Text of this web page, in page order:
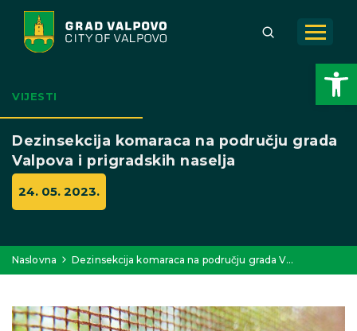
Open toolbar
VIJESTI
Dezinsekcija komaraca na području grada
Valpova i prigradskih naselja
24. 05. 2023.
Naslovna Dezinsekcija komaraca na području grada V…